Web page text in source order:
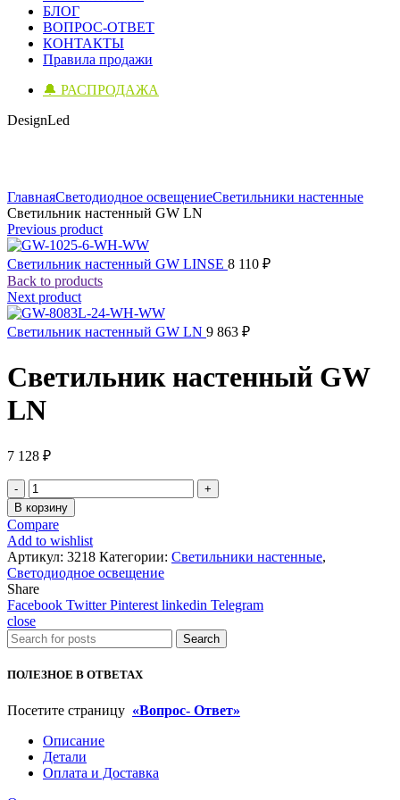
БЛОГ
ВОПРОС-ОТВЕТ
КОНТАКТЫ
Правила продажи
🔔 РАСПРОДАЖА
DesignLed
ГлавнаяСветодиодное освещениеСветильники настенные
Светильник настенный GW LN
Previous product
Светильник настенный GW LINSE 8 110 ₽
Back to products
Next product
Светильник настенный GW LN 9 863 ₽
Светильник настенный GW
LN
7 128 ₽
Количество
товара
Светильник
настенный
GW
LN
В корзину
Compare
Add to wishlist
Артикул: 3218 Категории: Светильники настенные,
Светодиодное освещение
Share
Facebook Twitter Pinterest linkedin Telegram
close
Search
ПОЛЕЗНОЕ В ОТВЕТАХ
Посетите страницу «Вопрос- Ответ»
Описание
Детали
Оплата и Доставка